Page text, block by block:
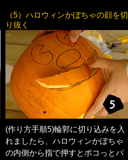
（5）ハロウィンかぼちゃの顔を切
り抜く
(作り方手順5)輪郭に切り込みを入
れましたら、ハロウィンかぼちゃ
の内側から指で押すとポコっとパ